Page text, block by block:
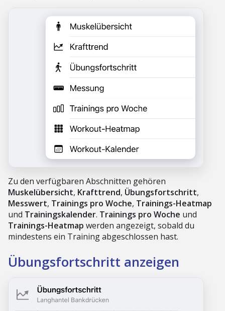
Zu den verfügbaren Abschnitten gehören
Muskelübersicht, Krafttrend, Übungsfortschritt,
Messwert, Trainings pro Woche, Trainings-Heatmap
und Trainingskalender. Trainings pro Woche und
Trainings-Heatmap werden angezeigt, sobald du
mindestens ein Training abgeschlossen hast.
Übungsfortschritt anzeigen